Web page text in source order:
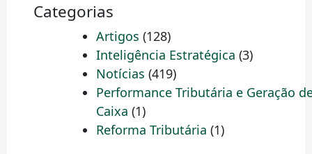
Categorias
Artigos (128)
Inteligência Estratégica (3)
Notícias (419)
Performance Tributária e Geração
Caixa (1)
Reforma Tributária (1)